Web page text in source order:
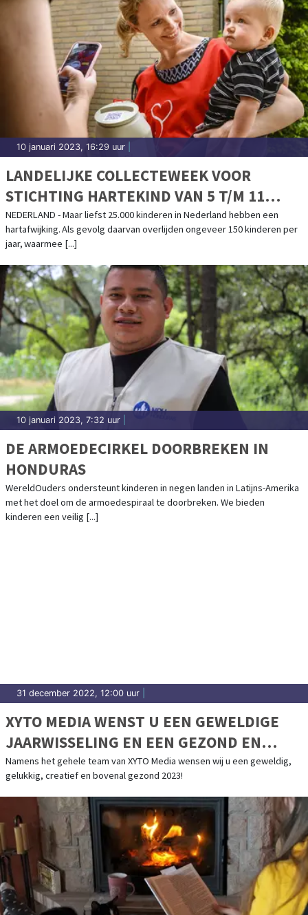
10 januari 2023, 16:29 uur
LANDELIJKE COLLECTEWEEK VOOR
STICHTING HARTEKIND VAN 5 T/M 11
FEBRUARI 2023
NEDERLAND - Maar liefst 25.000 kinderen in Nederland hebben een
hartafwijking. Als gevolg daarvan overlijden ongeveer 150 kinderen per
jaar, waarmee [...]
10 januari 2023, 7:32 uur
DE ARMOEDECIRKEL DOORBREKEN IN
HONDURAS
WereldOuders ondersteunt kinderen in negen landen in Latijns-Amerika
met het doel om de armoedespiraal te doorbreken. We bieden
kinderen een veilig [...]
31 december 2022, 12:00 uur
XYTO MEDIA WENST U EEN GEWELDIGE
JAARWISSELING EN EEN GEZOND EN
CREATIEF 2023
Namens het gehele team van XYTO Media wensen wij u een geweldig,
gelukkig, creatief en bovenal gezond 2023!